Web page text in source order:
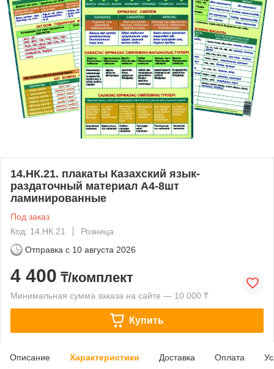
14.НК.21. плакаты Казахский язык-
раздаточный материал А4-8шт
ламинированные
Под заказ
Код: 14.НК.21
Розница
Отправка с 10 августа 2026
4 400 ₸/комплект
Минимальная сумма заказа на сайте — 10 000 ₸
Купить
Описание Характеристики Доставка Оплата